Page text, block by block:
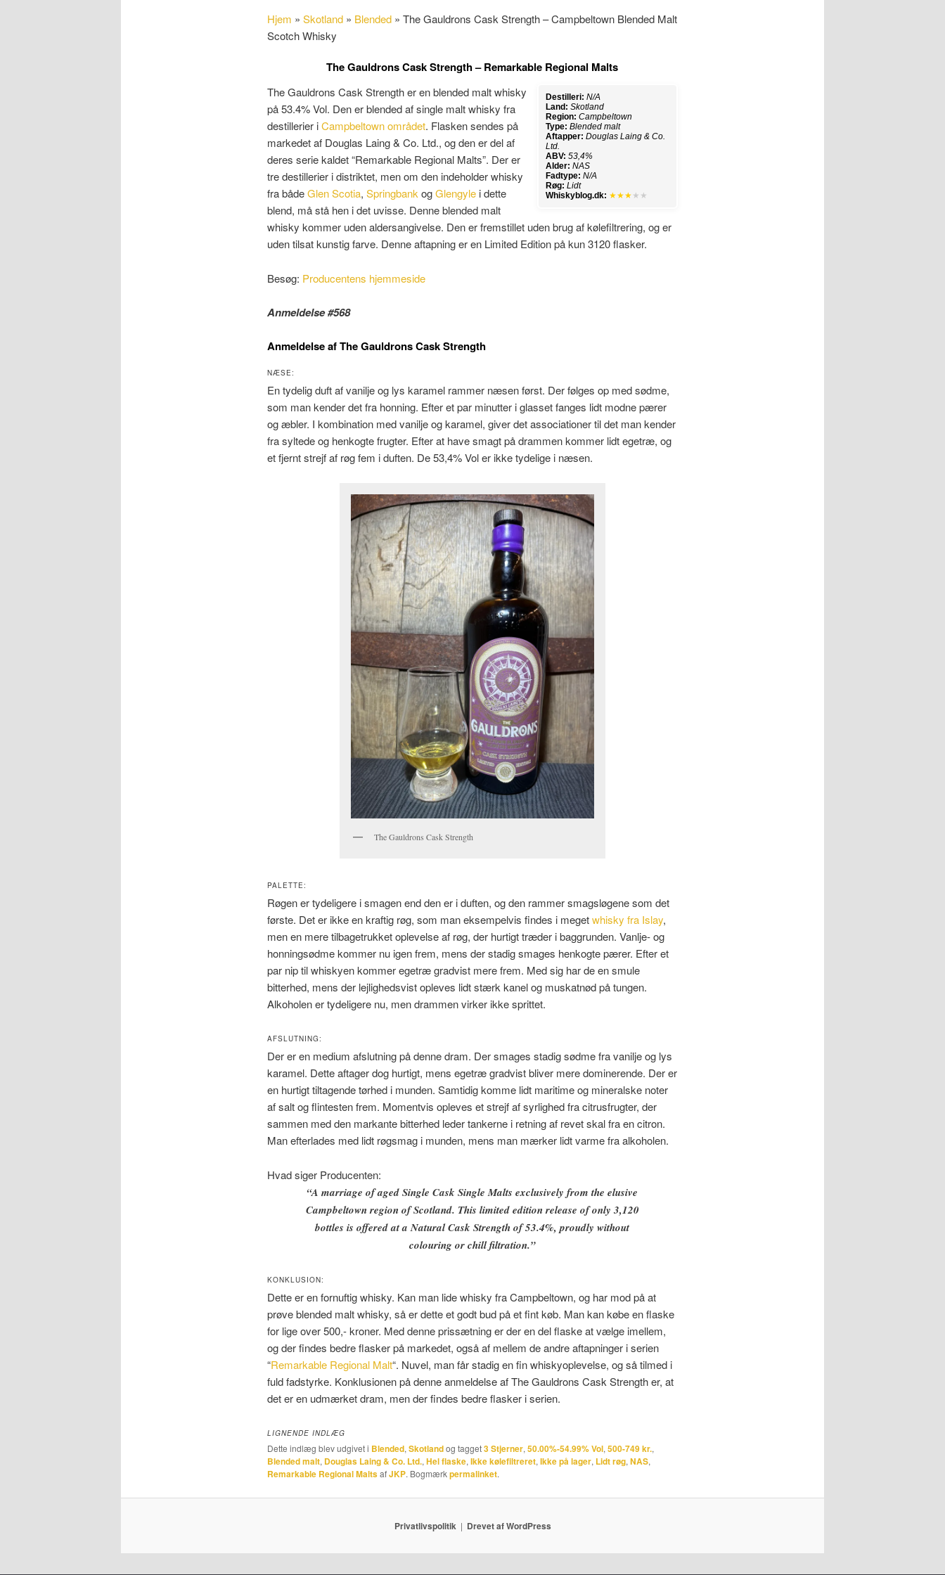
Hjem » Skotland» Blended» The Gauldrons Cask Strength – Campbeltown Blended Malt
Scotch Whisky
The Gauldrons Cask Strength – Remarkable Regional Malts
Destilleri: N/A
Land: Skotland
Region: Campbeltown
Type: Blended malt
Aftapper: Douglas Laing & Co.
Ltd.
ABV: 53,4%
Alder: NAS
Fadtype: N/A
Røg: Lidt
Whiskyblog.dk: ★★★ ★★
The Gauldrons Cask Strength er en blended malt whisky
på 53.4% Vol. Den er blended af single malt whisky fra
destillerier iCampbeltown området. Flasken sendes på
markedet af Douglas Laing & Co. Ltd., og den er del af
deres serie kaldet “Remarkable Regional Malts”. Der er
tre destillerier i distriktet, men om den indeholder whisky
fra bådeGlen Scotia, SpringbankogGlengylei dette
blend, må stå hen i det uvisse. Denne blended malt
whisky kommer uden aldersangivelse. Den er fremstillet uden brug af kølefiltrering, og er
uden tilsat kunstig farve. Denne aftapning er en Limited Edition på kun 3120 flasker.
Besøg: Producentens hjemmeside
Anmeldelse #568
Anmeldelse af The Gauldrons Cask Strength
NÆSE:
En tydelig duft af vanilje og lys karamel rammer næsen først. Der følges op med sødme,
som man kender det fra honning. Efter et par minutter i glasset fanges lidt modne pærer
og æbler. I kombination med vanilje og karamel, giver det associationer til det man kender
fra syltede og henkogte frugter. Efter at have smagt på drammen kommer lidt egetræ, og
et fjernt strejf af røg fem i duften. De 53,4% Vol er ikke tydelige i næsen.
The Gauldrons Cask Strength
PALETTE:
Røgen er tydeligere i smagen end den er i duften, og den rammer smagsløgene som det
første. Det er ikke en kraftig røg, som man eksempelvis findes i megetwhisky fra Islay,
men en mere tilbagetrukket oplevelse af røg, der hurtigt træder i baggrunden. Vanlje- og
honningsødme kommer nu igen frem, mens der stadig smages henkogte pærer. Efter et
par nip til whiskyen kommer egetræ gradvist mere frem. Med sig har de en smule
bitterhed, mens der lejlighedsvist opleves lidt stærk kanel og muskatnød på tungen.
Alkoholen er tydeligere nu, men drammen virker ikke sprittet.
AFSLUTNING:
Der er en medium afslutning på denne dram. Der smages stadig sødme fra vanilje og lys
karamel. Dette aftager dog hurtigt, mens egetræ gradvist bliver mere dominerende. Der er
en hurtigt tiltagende tørhed i munden. Samtidig komme lidt maritime og mineralske noter
af salt og flintesten frem. Momentvis opleves et strejf af syrlighed fra citrusfrugter, der
sammen med den markante bitterhed leder tankerne i retning af revet skal fra en citron.
Man efterlades med lidt røgsmag i munden, mens man mærker lidt varme fra alkoholen.
Hvad siger Producenten:
“A marriage of aged Single Cask Single Malts exclusively from the elusive
Campbeltown region of Scotland. This limited edition release of only 3,120
bottles is offered at a Natural Cask Strength of 53.4%, proudly without
colouring or chill filtration.”
KONKLUSION:
Dette er en fornuftig whisky. Kan man lide whisky fra Campbeltown, og har mod på at
prøve blended malt whisky, så er dette et godt bud på et fint køb. Man kan købe en flaske
for lige over 500,- kroner. Med denne prissætning er der en del flaske at vælge imellem,
og der findes bedre flasker på markedet, også af mellem de andre aftapninger i serien
“Remarkable Regional Malt“. Nuvel, man får stadig en fin whiskyoplevelse, og så tilmed i
fuld fadstyrke. Konklusionen på denne anmeldelse af The Gauldrons Cask Strength er, at
det er en udmærket dram, men der findes bedre flasker i serien.
LIGNENDE INDLÆG
Dette indlæg blev udgivet i Blended, Skotlandog tagget3 Stjerner, 50.00%-54.99% Vol, 500-749 kr.,
Blended malt, Douglas Laing & Co. Ltd., Hel flaske, Ikke kølefiltreret, Ikke på lager, Lidt røg, NAS,
Remarkable Regional MaltsafJKP. Bogmærkpermalinket.
Privatlivspolitik Drevet af WordPress